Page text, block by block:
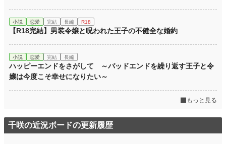
小説 恋愛 完結 長編 R18
【R18完結】男装令嬢と呪われた王子の不健全な婚約
小説 恋愛 完結 長編
ハッピーエンドをさがして ～バッドエンドを繰り返す王子と令
嬢は今度こそ幸せになりたい～
もっと見る
千咲の近況ボードの更新履歴